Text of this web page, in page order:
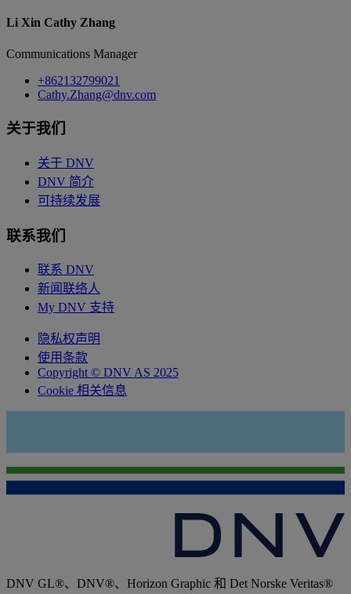
Li Xin Cathy Zhang
Communications Manager
+862132799021
Cathy.Zhang@dnv.com
关于我们
关于 DNV
DNV 简介
可持续发展
联系我们
联系 DNV
新闻联络人
My DNV 支持
隐私权声明
使用条款
Copyright © DNV AS 2025
Cookie 相关信息
DNV GL®、DNV®、Horizon Graphic 和 Det Norske Veritas®